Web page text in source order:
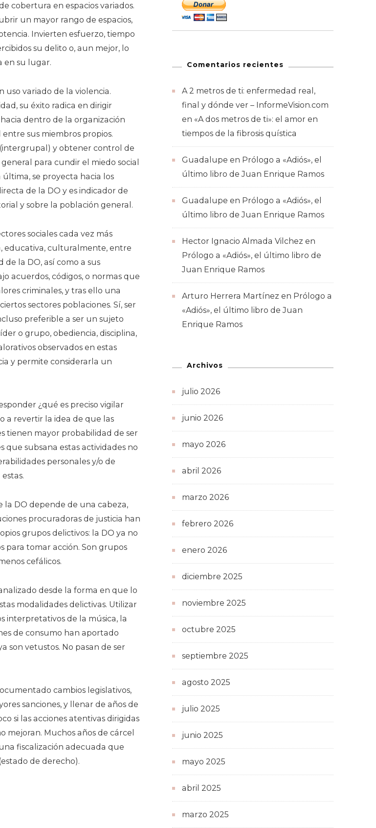
cobertura en espacios variados.
un mayor rango de espacios,
Invierten esfuerzo, tiempo
su delito o, aun mejor, lo
en su lugar.
uso variado de la violencia.
su éxito radica en dirigir
dentro de la organización
sus miembros propios.
y obtener control de
para cundir el miedo social
se proyecta hacia los
de la DO y es indicador de
y sobre la población general.
sociales cada vez más
educativa, culturalmente, entre
la DO, así como a sus
acuerdos, códigos, o normas que
criminales, y tras ello una
sectores poblaciones. Sí, ser
preferible a ser un sujeto
o grupo, obediencia, disciplina,
observados en estas
y permite considerarla un
¿qué es preciso vigilar
a revertir la idea de que las
tienen mayor probabilidad de ser
que subsana estas actividades no
personales y/o de
la DO depende de una cabeza,
procuradoras de justicia han
grupos delictivos: la DO ya no
para tomar acción. Son grupos
cefálicos.
desde la forma en que lo
modalidades delictivas. Utilizar
interpretativos de la música, la
de consumo han aportado
son vetustos. No pasan de ser
cambios legislativos,
sanciones, y llenar de años de
si las acciones atentivas dirigidas
mejoran. Muchos años de cárcel
fiscalización adecuada que
de derecho).
Comentarios recientes
A 2 metros de ti: enfermedad real,
final y dónde ver – InformeVision.com
en «A dos metros de ti»: el amor en
tiempos de la fibrosis quística
Guadalupe en Prólogo a «Adiós», el
último libro de Juan Enrique Ramos
Guadalupe en Prólogo a «Adiós», el
último libro de Juan Enrique Ramos
Hector Ignacio Almada Vilchez en
Prólogo a «Adiós», el último libro de
Juan Enrique Ramos
Arturo Herrera Martínez en Prólogo a
«Adiós», el último libro de Juan
Enrique Ramos
Archivos
julio 2026
junio 2026
mayo 2026
abril 2026
marzo 2026
febrero 2026
enero 2026
diciembre 2025
noviembre 2025
octubre 2025
septiembre 2025
agosto 2025
julio 2025
junio 2025
mayo 2025
abril 2025
marzo 2025